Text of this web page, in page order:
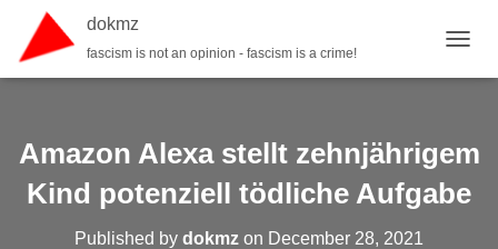
dokmz
fascism is not an opinion - fascism is a crime!
Amazon Alexa stellt zehnjährigem
Kind potenziell tödliche Aufgabe
Published by dokmz on December 28, 2021